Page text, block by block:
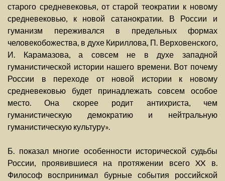
старого средневековья, от старой теократии к новому
средневековью, к новой сатанократии. В России и
гуманизм переживался в предельных формах
человекобожества, в духе Кириллова, П. Верховенского,
И. Карамазова, а совсем не в духе западной
гуманистической истории нашего времени. Вот почему
России в переходе от новой истории к новому
средневековью будет принадлежать совсем особое
место. Она скорее родит антихриста, чем
гуманистическую демократию и нейтральную
гуманистическую культуру».
Б. показал многие особенности исторической судьбы
России, проявившиеся на протяжении всего XX в.
Философ воспринимал бурные события российской